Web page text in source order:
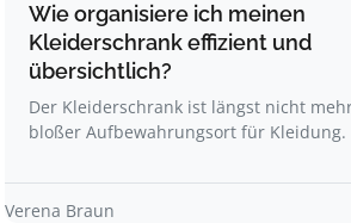
Wie organisiere ich meinen
Kleiderschrank effizient und
übersichtlich?
Der Kleiderschrank ist längst nicht
bloßer Aufbewahrungsort für Kleidung.
Verena Braun